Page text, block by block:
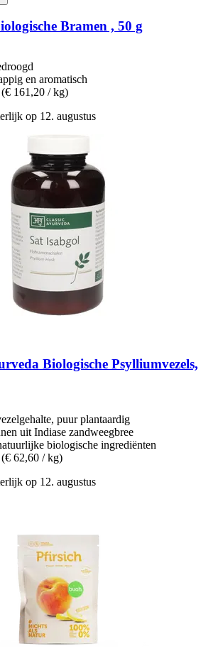
Bramen , 50 g
en aromatisch
(€ 161,20 / kg)
op 12. augustus
Biologische Psylliumvezels,
puur plantaardig
uit Indiase zandweegbree
biologische ingrediënten
(€ 62,60 / kg)
op 12. augustus